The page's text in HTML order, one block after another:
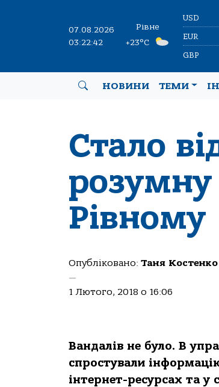
07.08.2026
03:22:42
Рівне
+23°C
USD
EUR
GBP
НОВИНИ ТЕМИ
Стало
Рівному
Опубліковано: Таня Костенко
—
1 Лютого, 2018 о 16:06
Вандалів не було. В
спростували
інтернет-ресурсах та у